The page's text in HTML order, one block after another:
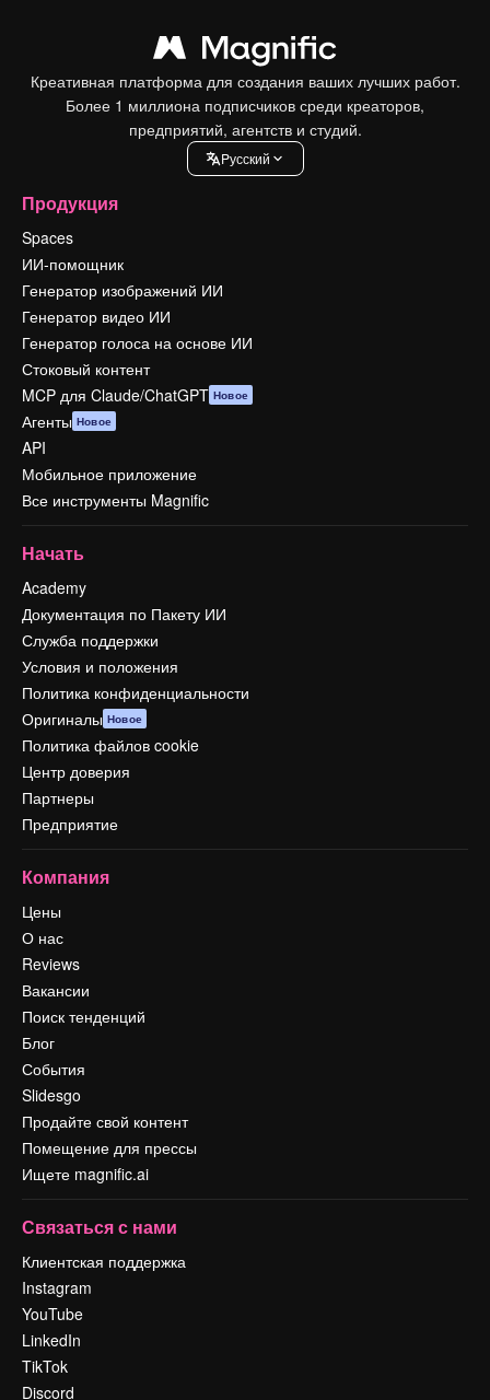
Креативная платформа для создания ваших лучших работ.
Более 1 миллиона подписчиков среди креаторов,
предприятий, агентств и студий.
Pусский
Продукция
Spaces
ИИ-помощник
Генератор изображений ИИ
Генератор видео ИИ
Генератор голоса на основе ИИ
Стоковый контент
MCP для Claude/ChatGPT Новое
Агенты Новое
API
Мобильное приложение
Все инструменты Magnific
Начать
Academy
Документация по Пакету ИИ
Служба поддержки
Условия и положения
Политика конфиденциальности
Оригиналы Новое
Политика файлов cookie
Центр доверия
Партнеры
Предприятие
Компания
Цены
О нас
Reviews
Вакансии
Поиск тенденций
Блог
События
Slidesgo
Продайте свой контент
Помещение для прессы
Ищете magnific.ai
Связаться с нами
Клиентская поддержка
Instagram
YouTube
LinkedIn
TikTok
Discord